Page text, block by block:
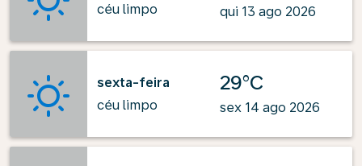
céu limpo
qui 13 ago 2026
sexta-feira
céu limpo
29°C
sex 14 ago 2026